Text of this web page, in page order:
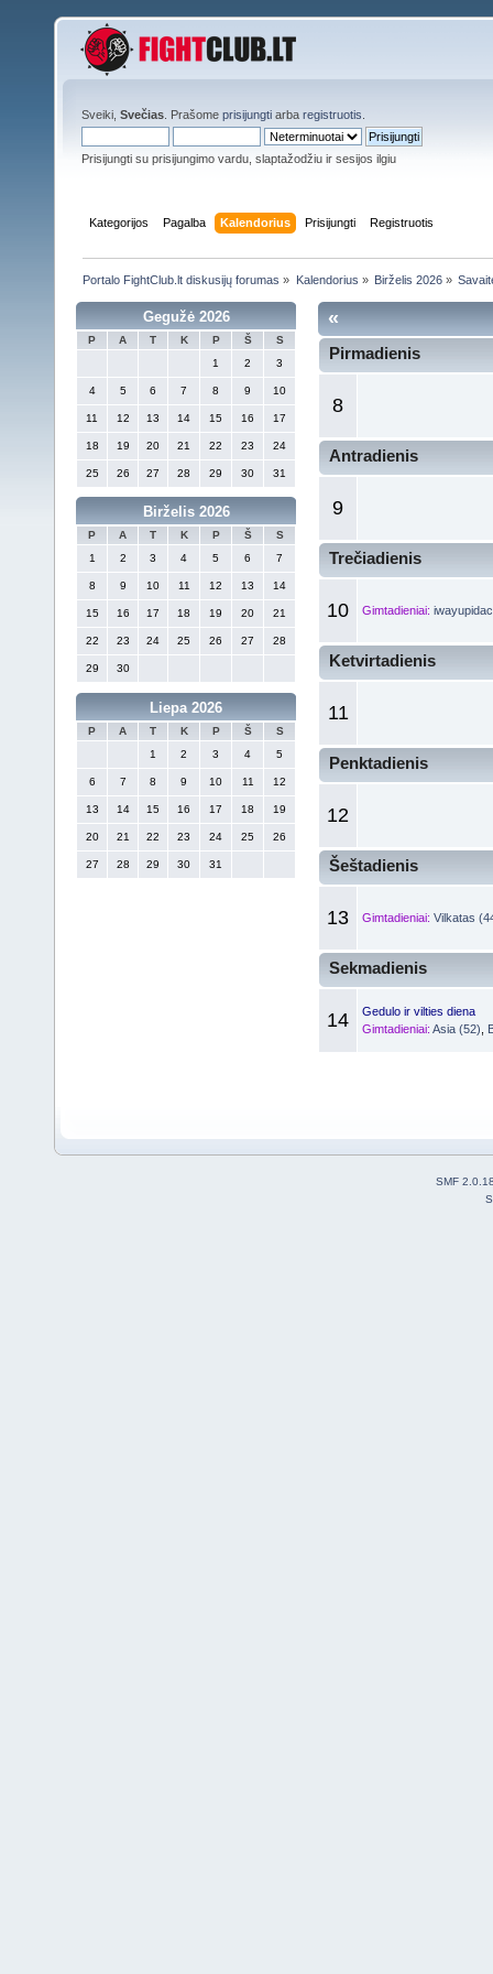
Sveiki, Svečias . Prašome prisijungti arba registruotis
Prisijungti su prisijungimo vardu, slaptažodžiu ir sesijos ilgiu
Kategorijos Pagalba Kalendorius Prisijungti Registruotis
Portalo FightClub.lt diskusijų forumas » Kalendorius » Birželis 2026»
Gegužė 2026
P A T K P Š
S
1
2 3
4 5 6 7 8 9 10
11 12 13 14 15 16 17
18 19 20 21 22 23 24
25 26 27 28 29 30 31
Birželis 2026
P A T K P Š
S
1
2 3 4 5 6 7
8 9 10 11 12 13 14
15 16 17 18 19 20 21
22 23 24 25 26 27 28
29 30
Liepa 2026
P A T K P Š
S
1
2 3 4 5
6 7 8 9 10 11 12
13 14 15 16 17 18 19
20 21 22 23 24 25 26
27 28 29 30 31
«
Pirmadienis
8
Antradienis
9
Trečiadienis
10 Gimtadieniai:
Ketvirtadienis
11
Penktadienis
12
Šeštadienis
13 Gimtadieniai: Vilkatas
Sekmadienis
14
Gedulo ir vilties diena
Gimtadieniai: Asia (52)
SMF